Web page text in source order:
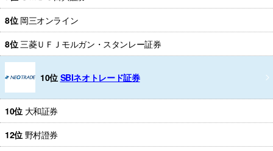
8位 岡三オンライン
8位 三菱ＵＦＪモルガン・スタンレー証券
10位 SBIネオトレード証券
10位 大和証券
12位 野村證券